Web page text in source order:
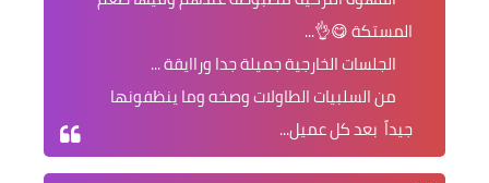
المستكة 😋👌...
الجلسات الخارجية جميلة جدا وراايقة ...
من السلبيات الطاولات وصخه وما ينظفونها
جيداً بعد كل عميل...